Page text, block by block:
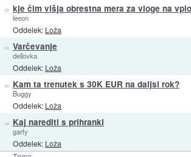
» kje čim višja obrestna mera za vloge na
leeon
Oddelek: Loža
» Varčevanje
dellovka
Oddelek: Loža
» Kam ta trenutek s 30K EUR na daljsi rok?
Buggy
Oddelek: Loža
» Kaj narediti s prihranki
garfy
Oddelek: Loža